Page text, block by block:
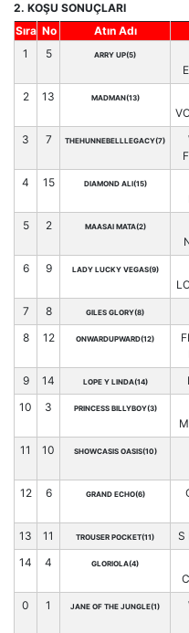
2. KOŞU SONUÇLARI
Sıra No Atın Adı
1
5 ARRY UP(5)
2 13 MADMAN(13)
3 7 THEHUNNEBELLLEGACY(7)
4 15 DIAMOND ALI(15)
5 2 MAASAI MATA(2)
6 9 LADY LUCKY VEGAS(9)
7 8 GILES GLORY(8)
8 12 ONWARDUPWARD(12)
9 14 LOPE Y LINDA(14)
10 3 PRINCESS BILLYBOY(3)
11 10 SHOWCASIS OASIS(10)
12 6 GRAND ECHO(6)
13 11 TROUSER POCKET(11) S
14 4 GLORIOLA(4)
0 1 JANE OF THE JUNGLE(1)